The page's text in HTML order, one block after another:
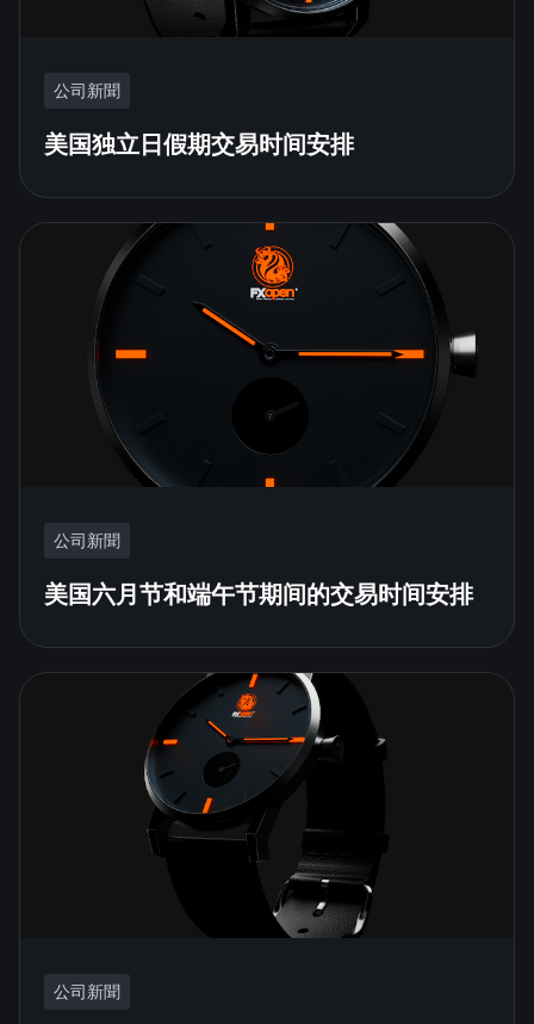
公司新聞
美国独立日假期交易时间安排
公司新聞
美国六月节和端午节期间的交易时间安排
公司新聞